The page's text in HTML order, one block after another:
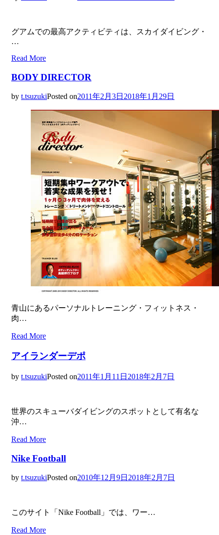
グアムでの最高アクティビティは、スカイダイビング・
…
Read More
BODY DIRECTOR
by t.tsuzukiPosted on2011年2月3日 2018年1月29日
青山にあるパーソナルトレーニング・フィットネス・
肉…
Read More
アイランダーデポ
by t.tsuzukiPosted on2011年1月11日 2018年2月7日
世界のスキューバダイビングのスポットとして有名な
沖…
Read More
Nike Football
by t.tsuzukiPosted on2010年12月9日 2018年2月7日
このサイト「Nike Football」では、ワー…
Read More